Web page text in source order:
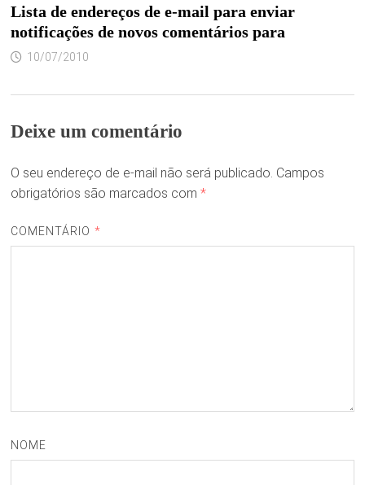
Lista de endereços de e-mail para enviar
notificações de novos comentários para
10/07/2010
Deixe um comentário
O seu endereço de e-mail não será publicado. Campos
obrigatórios são marcados com *
COMENTÁRIO *
NOME